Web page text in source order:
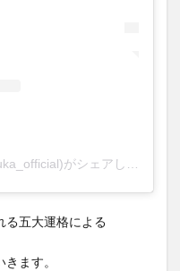
中務 裕太 / Yuta(@yuta_nakatsuka_official)がシェアした投稿
る五大運格による
ます。